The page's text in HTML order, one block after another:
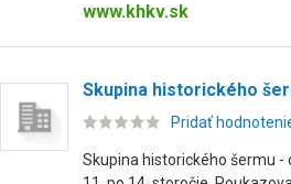
www.khkv.sk
Skupina historického
Pridať
Skupina historického šermu -